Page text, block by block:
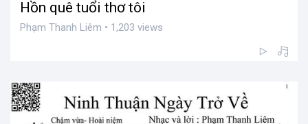
Hồn quê tuổi thơ tôi
Phạm Thanh Liêm • 1,203 views